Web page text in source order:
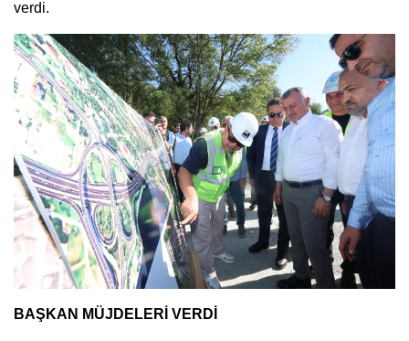
verdi.
BAŞKAN MÜJDELERİ VERDİ